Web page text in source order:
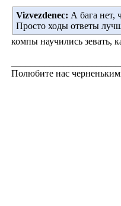
Vizvezdenec: А бага нет,
Просто ходы ответы
компы научились зевать,
Полюбите нас